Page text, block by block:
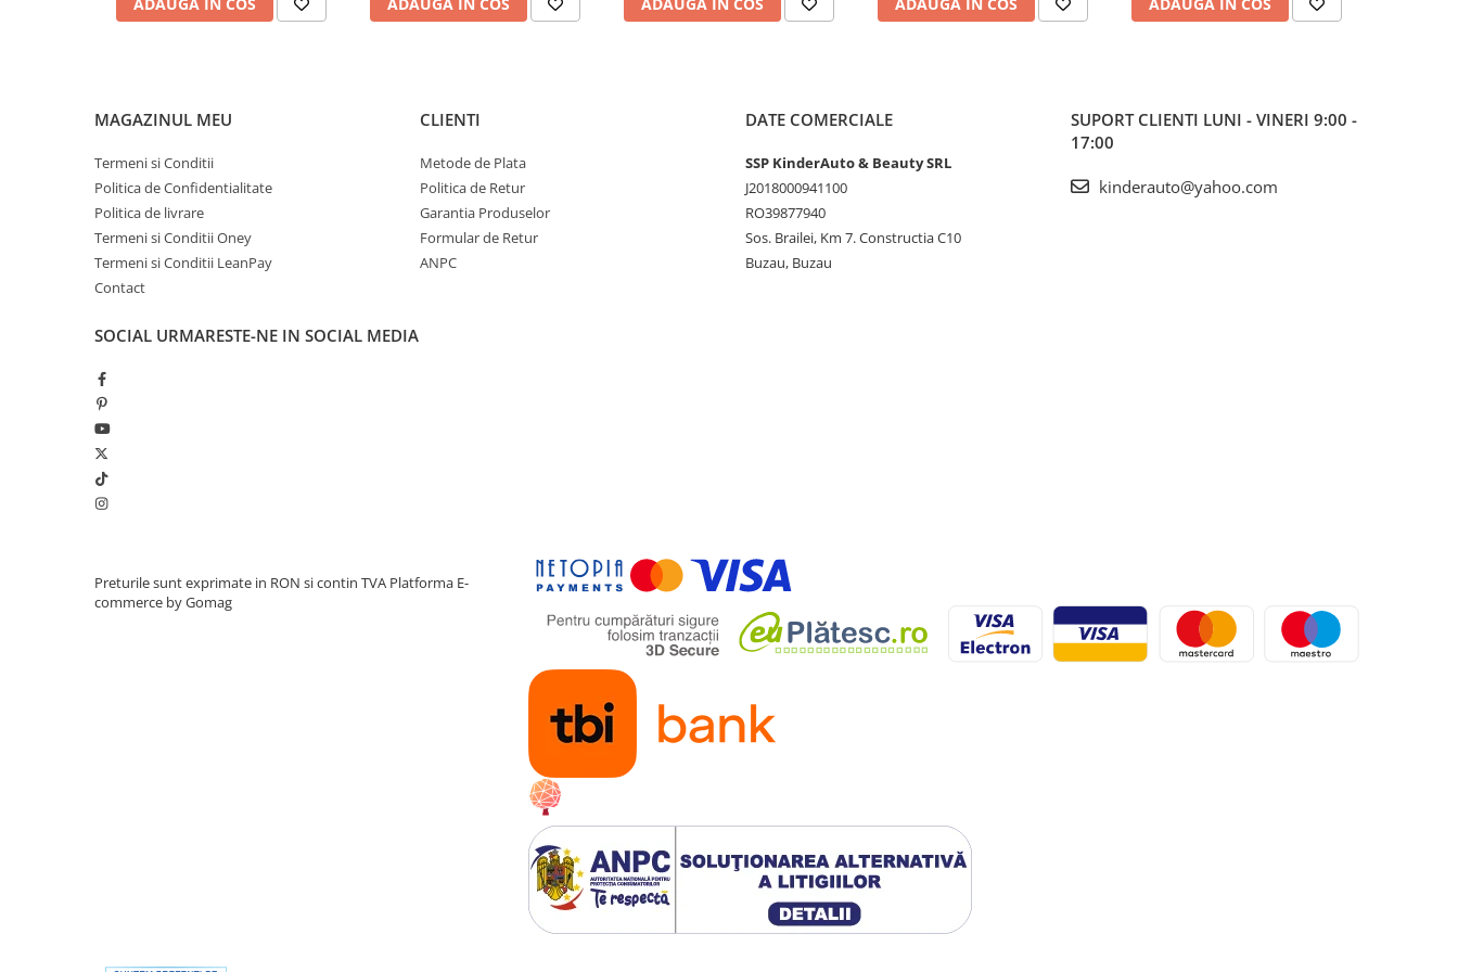
MAGAZINUL MEU
Termeni si Conditii
Politica de Confidentialitate
Politica de livrare
Termeni si Conditii Oney
Termeni si Conditii LeanPay
Contact
CLIENTI
Metode de Plata
Politica de Retur
Garantia Produselor
Formular de Retur
ANPC
DATE COMERCIALE
SSP KinderAuto & Beauty SRL
J2018000941100
RO39877940
Sos. Brailei, Km 7. Constructia C10
Buzau, Buzau
SUPORT CLIENTI LUNI - VINERI 9:00 -
17:00
kinderauto@yahoo.com
SOCIAL URMARESTE-NE IN SOCIAL MEDIA
Preturile sunt exprimate in RON si contin TVA Platforma E-
commerce by Gomag